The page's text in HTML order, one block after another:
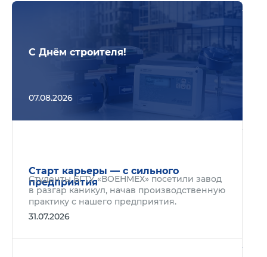
С Днём строителя!
07.08.2026
Старт карьеры — с сильного
предприятия
Студенты БГТУ «ВОЕНМЕХ» посетили завод
в разгар каникул, начав производственную
практику с нашего предприятия.
31.07.2026